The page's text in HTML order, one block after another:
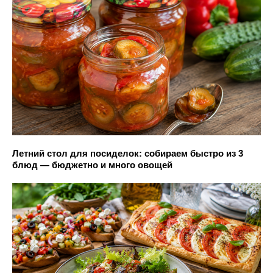
Летний стол для посиделок: собираем быстро из 3
блюд — бюджетно и много овощей